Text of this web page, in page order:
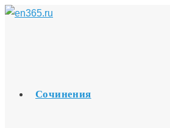
Перейти
Сочинения